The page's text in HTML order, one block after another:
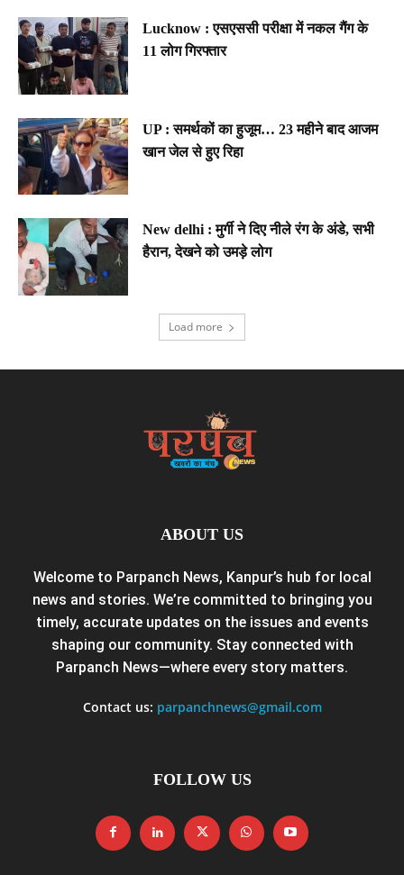
Lucknow : एसएससी परीक्षा में नकल गैंग के
11 लोग गिरफ्तार
UP : समर्थकों का हुजूम… 23 महीने बाद आजम
खान जेल से हुए रिहा
New delhi : मुर्गी ने दिए नीले रंग के अंडे, सभी
हैरान, देखने को उमड़े लोग
Load more
ABOUT US
Welcome to Parpanch News, Kanpur’s hub for local
news and stories. We’re committed to bringing you
timely, accurate updates on the issues and events
shaping our community. Stay connected with
Parpanch News—where every story matters.
Contact us: parpanchnews@gmail.com
FOLLOW US